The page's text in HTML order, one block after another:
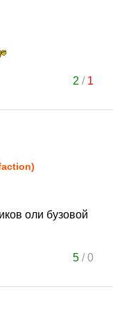
2 / 1
оли бузовой
5/0